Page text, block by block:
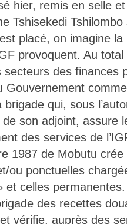
hier, remis en selle
Tshisekedi Tshilombo
placé, on imagine
provoquent. Au
des finances
Gouvernement
qui, sous
son adjoint, assure
des services de
1987 de Mobutu
ou ponctuelles
et celles
des recettes
vérifie, auprès des